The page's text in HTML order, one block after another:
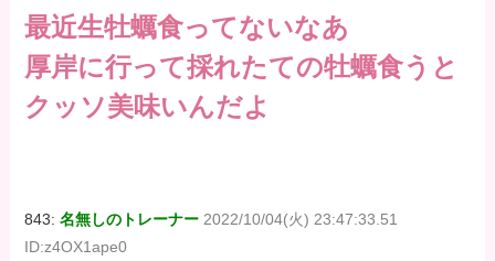
最近生牡蠣食ってないなあ
厚岸に行って採れたての牡蠣食うと
クッソ美味いんだよ
843:名無しのトレーナー 2022/10/04(火) 23:47:33.51
ID:z4OX1ape0